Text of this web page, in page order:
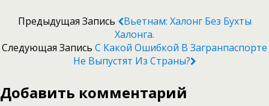
Предыдущая Запись
Вьетнам: Халонг Без Бухты
Халонга.
Следующая Запись С Какой Ошибкой В Загранпаспорте
Не Выпустят Из Страны?
Добавить комментарий